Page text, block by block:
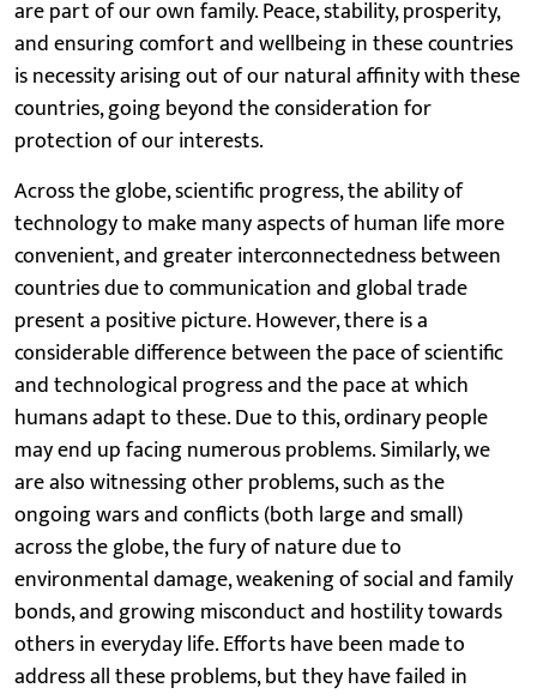
are part of our own family. Peace, stability, prosperity,
and ensuring comfort and wellbeing in these countries
is necessity arising out of our natural affinity with these
countries, going beyond the consideration for
protection of our interests.
Across the globe, scientific progress, the ability of
technology to make many aspects of human life more
convenient, and greater interconnectedness between
countries due to communication and global trade
present a positive picture. However, there is a
considerable difference between the pace of scientific
and technological progress and the pace at which
humans adapt to these. Due to this, ordinary people
may end up facing numerous problems. Similarly, we
are also witnessing other problems, such as the
ongoing wars and conflicts (both large and small)
across the globe, the fury of nature due to
environmental damage, weakening of social and family
bonds, and growing misconduct and hostility towards
others in everyday life. Efforts have been made to
address all these problems, but they have failed in